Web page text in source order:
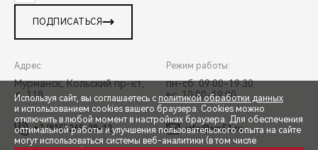
ПОДПИСАТЬСЯ
Адрес:
Мурманск, Кольский пр-кт,
д. 118
Режим работы:
пн-сб: 09:00-19:30
вс: 10:00-19:00
+7 (815) 265-28-12 info@am51.ru
Используя сайт, вы соглашаетесь с политикой обработки данных
и использованием cookies вашего браузера. Cookies можно
отключить в любой момент в настройках браузера. Для обеспечения
оптимальной работы и улучшения пользовательского опыта на сайте
могут использоваться системы веб-аналитики (в том числе